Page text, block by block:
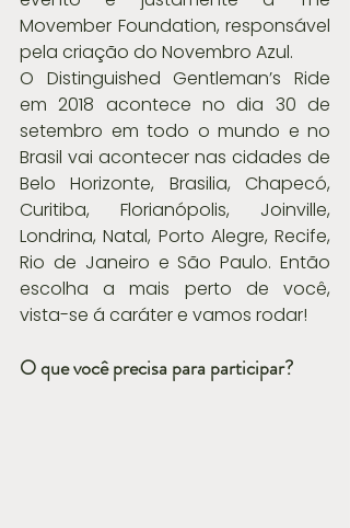
Movember Foundation, responsável
pela criação do Novembro Azul.
O Distinguished Gentleman’s Ride
em 2018 acontece no dia 30 de
setembro em todo o mundo e no
Brasil vai acontecer nas cidades de
Belo Horizonte, Brasilia, Chapecó,
Curitiba, Florianópolis, Joinville,
Londrina, Natal, Porto Alegre, Recife,
Rio de Janeiro e São Paulo. Então
escolha a mais perto de você,
vista-se á caráter e vamos rodar!
O que você precisa para participar?